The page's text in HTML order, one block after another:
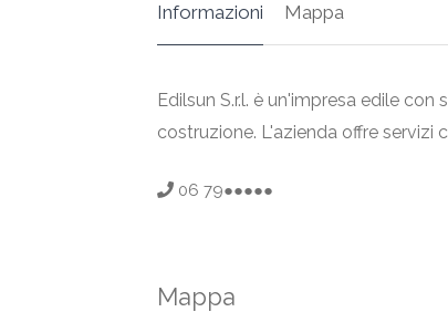
Informazioni Mappa
Edilsun S.r.l. è un'impresa edile
costruzione. L'azienda offre servizi
06 79●●●●●
Mappa